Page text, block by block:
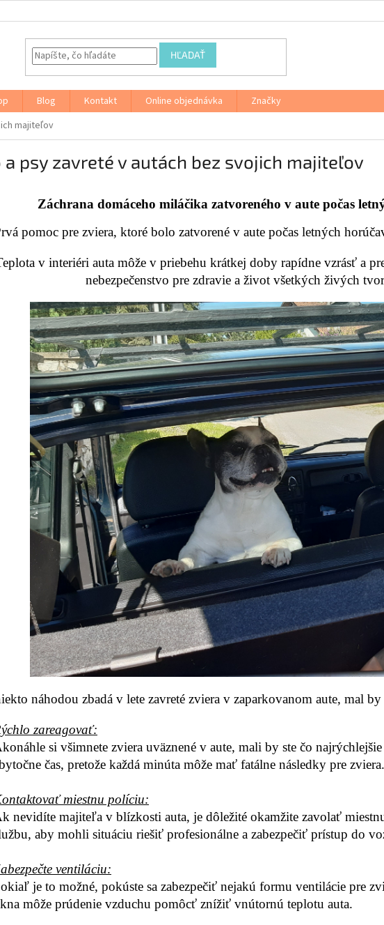
HĽADAŤ
Blog Kontakt Online objednávka
Značky
majiteľov
a psy zavreté v autách bez svojich majiteľov
Záchrana domáceho miláčika zatvoreného v aute počas
pomoc pre zviera, ktoré bolo zatvorené v aute počas letných
v interiéri auta môže v priebehu krátkej doby rapídne vzrásť a
nebezpečenstvo pre zdravie a život všetkých živých
náhodou zbadá v lete zavreté zviera v zaparkovanom aute, mal
zareagovať:
si všimnete zviera uväznené v aute, mali by ste čo
čas, pretože každá minúta môže mať fatálne následky pre zviera.
miestnu políciu:
nevidíte majiteľa v blízkosti auta, je dôležité okamžite zavolať
aby mohli situáciu riešiť profesionálne a zabezpečiť prístup do
ventiláciu:
je to možné, pokúste sa zabezpečiť nejakú formu ventilácie pre
môže prúdenie vzduchu pomôcť znížiť vnútornú teplotu auta.